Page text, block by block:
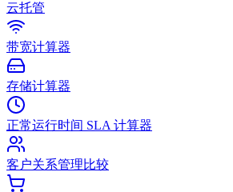
云托管
带宽计算器
存储计算器
正常运行时间 SLA 计算器
客户关系管理比较